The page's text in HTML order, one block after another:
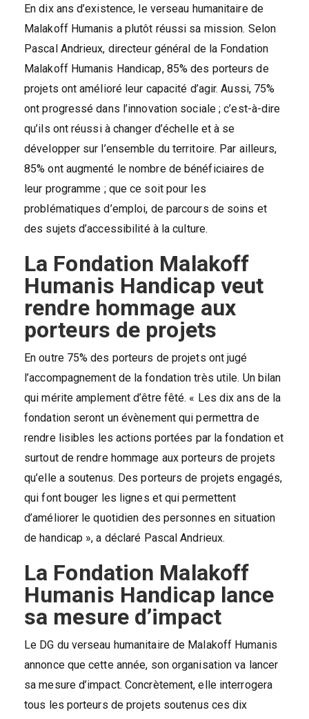
En dix ans d’existence, le verseau humanitaire de
Malakoff Humanis a plutôt réussi sa mission. Selon
Pascal Andrieux, directeur général de la Fondation
Malakoff Humanis Handicap, 85% des porteurs de
projets ont amélioré leur capacité d’agir. Aussi, 75%
ont progressé dans l’innovation sociale ; c’est-à-dire
qu’ils ont réussi à changer d’échelle et à se
développer sur l’ensemble du territoire. Par ailleurs,
85% ont augmenté le nombre de bénéficiaires de
leur programme ; que ce soit pour les
problématiques d’emploi, de parcours de soins et
des sujets d’accessibilité à la culture.
La Fondation Malakoff
Humanis Handicap veut
rendre hommage aux
porteurs de projets
En outre 75% des porteurs de projets ont jugé
l’accompagnement de la fondation très utile. Un bilan
qui mérite amplement d’être fêté. « Les dix ans de la
fondation seront un évènement qui permettra de
rendre lisibles les actions portées par la fondation et
surtout de rendre hommage aux porteurs de projets
qu’elle a soutenus. Des porteurs de projets engagés,
qui font bouger les lignes et qui permettent
d’améliorer le quotidien des personnes en situation
de handicap », a déclaré Pascal Andrieux.
La Fondation Malakoff
Humanis Handicap lance
sa mesure d’impact
Le DG du verseau humanitaire de Malakoff Humanis
annonce que cette année, son organisation va lancer
sa mesure d’impact. Concrètement, elle interrogera
tous les porteurs de projets soutenus ces dix